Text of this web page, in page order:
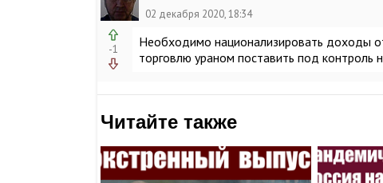
02 декабря 2020, 18:34
-1
Необходимо национализировать доходы
торговлю ураном поставить под контроль
Читайте также